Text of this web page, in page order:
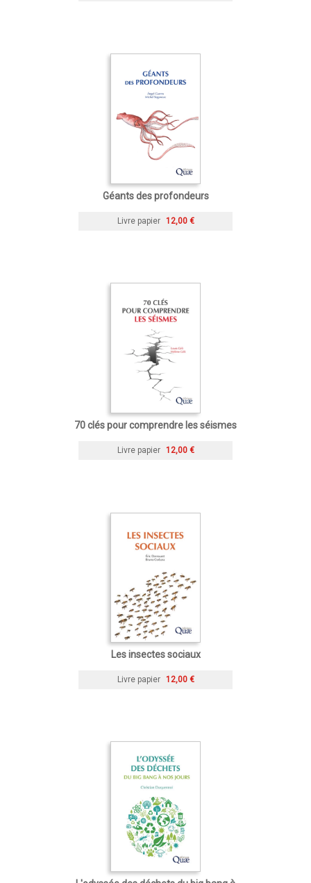
Géants des profondeurs
Livre papier 12,00 €
70 clés pour comprendre les séismes
Livre papier 12,00 €
Les insectes sociaux
Livre papier 12,00 €